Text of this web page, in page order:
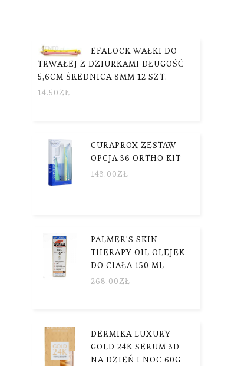
EFALOCK WAŁKI DO
TRWAŁEJ Z DZIURKAMI DŁUGOŚĆ
5,6CM ŚREDNICA 8MM 12 SZT.
14.50ZŁ
CURAPROX ZESTAW
OPCJA 36 ORTHO KIT
143.00ZŁ
PALMER'S SKIN
THERAPY OIL OLEJEK
DO CIAŁA 150 ML
268.00ZŁ
DERMIKA LUXURY
GOLD 24K SERUM 3D
NA DZIEŃ I NOC 60G